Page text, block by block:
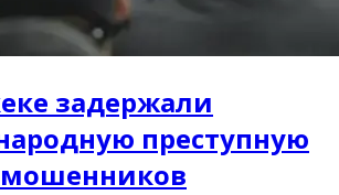
задержали
преступную
мошенников